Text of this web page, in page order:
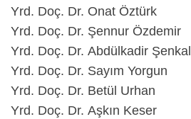
Yrd. Doç. Dr. Onat Öztürk
Yrd. Doç. Dr. Şennur Özdemir
Yrd. Doç. Dr. Abdülkadir Şenkal
Yrd. Doç. Dr. Sayım Yorgun
Yrd. Doç. Dr. Betül Urhan
Yrd. Doç. Dr. Aşkın Keser